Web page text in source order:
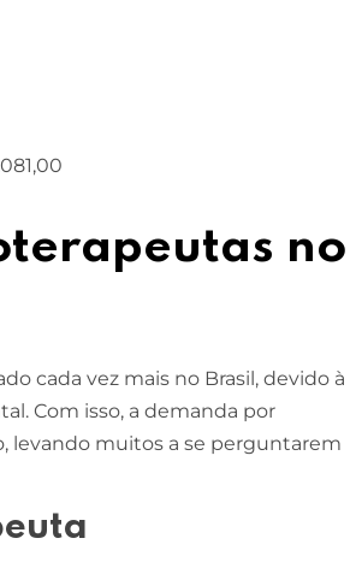
no
cada vez mais no Brasil, devido à
Com isso, a demanda por
levando muitos a se perguntarem